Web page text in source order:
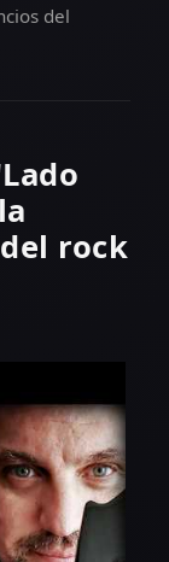
del
rock